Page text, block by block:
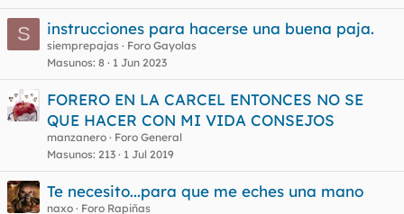
a
S instrucciones para hacerse una buena paja.
siemprepajas
Foro Gayolas
Masunos 8 1 Jun 2023
FORERO EN LA CARCEL ENTONCES NO SE
QUE HACER CON MI VIDA CONSEJOS
manzanero
Foro General
Masunos 213 1 Jul 2019
Te necesito...para que me eches una mano
naxo
Foro Rapiñas